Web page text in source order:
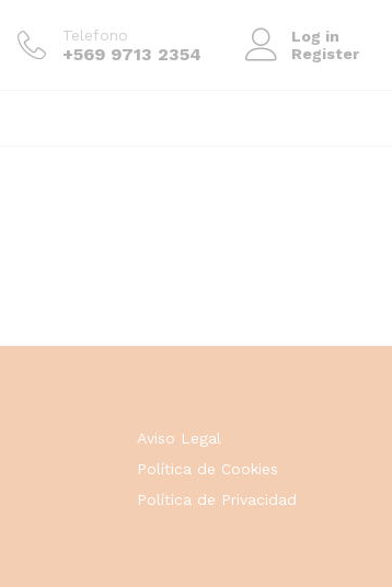
Telefono
+569 9713 2354
Log in
Register
Aviso Legal
Política de Cookies
Política de Privacidad